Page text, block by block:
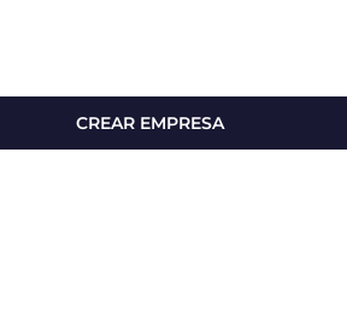
CREAR EMPRESA